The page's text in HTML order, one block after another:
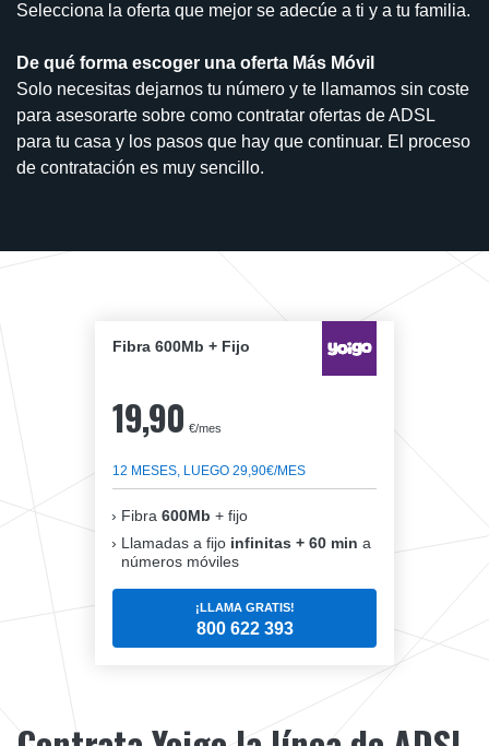
Selecciona la oferta que mejor se adecúe a ti y a tu familia.
De qué forma escoger una oferta Más Móvil
Solo necesitas dejarnos tu número y te llamamos sin coste
para asesorarte sobre como contratar ofertas de ADSL
para tu casa y los pasos que hay que continuar. El proceso
de contratación es muy sencillo.
Fibra 600Mb + Fijo
19,90 €/mes
12 MESES, LUEGO 29,90€/MES
Fibra 600Mb + fijo
Llamadas a fijo infinitas + 60 min a
números móviles
¡LLAMA GRATIS!
800 622 393